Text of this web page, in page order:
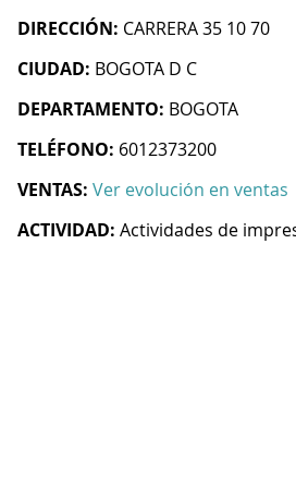
DIRECCIÓN: CARRERA 35 10 70
CIUDAD: BOGOTA D C
DEPARTAMENTO: BOGOTA
TELÉFONO: 6012373200
VENTAS: Ver evolución en ventas
ACTIVIDAD: Actividades de